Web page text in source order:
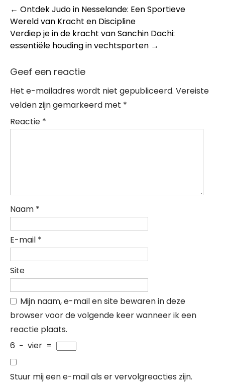
Post
navigation
← Ontdek Judo in Nesselande: Een Sportieve
Wereld van Kracht en Discipline
Verdiep je in de kracht van Sanchin Dachi:
essentiële houding in vechtsporten →
Geef een reactie
Het e-mailadres wordt niet gepubliceerd. Vereiste
velden zijn gemarkeerd met *
Reactie *
Naam *
E-mail *
Site
Mijn naam, e-mail en site bewaren in deze
browser voor de volgende keer wanneer ik een
reactie plaats.
6 − vier =
Stuur mij een e-mail als er vervolgreacties zijn.